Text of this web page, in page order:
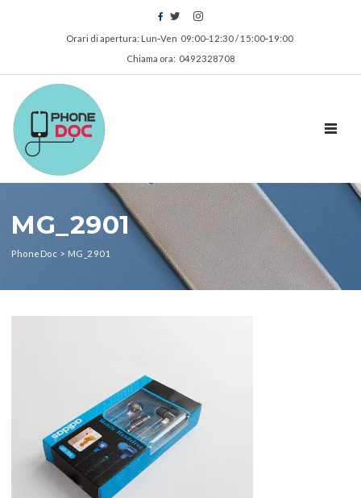
Orari di apertura: Lun‑Ven 09:00‑12:30 / 15:00‑19:00
Chiama ora: 0492328708
MG_2901
PhoneDoc > MG_2901